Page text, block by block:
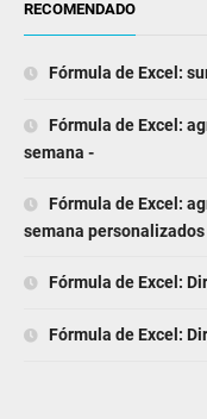
RECOMENDADO
Fórmula de Excel:
Fórmula de Excel:
semana -
Fórmula de Excel:
semana personalizados
Fórmula de Excel:
Fórmula de Excel: